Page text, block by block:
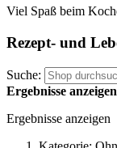
Viel Spaß beim
Rezept- und
Suche:
Ergebnisse anzeigen
Ergebnisse anzeigen